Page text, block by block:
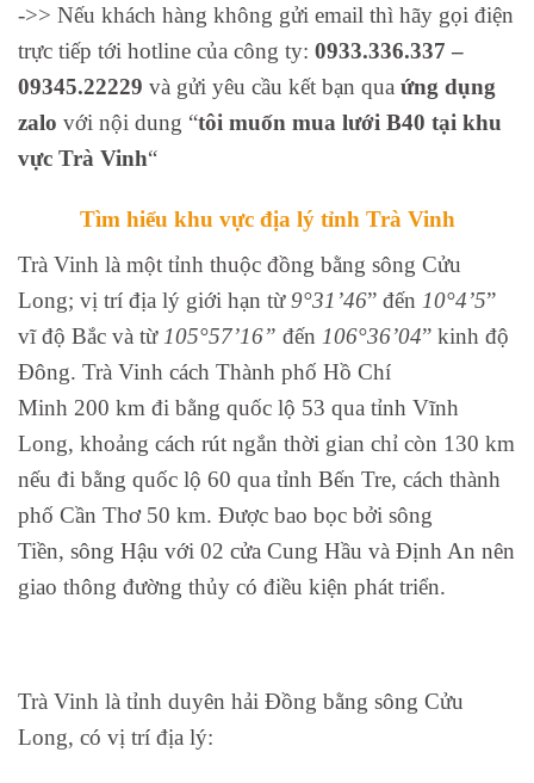
->> Nếu khách hàng không gửi email thì hãy gọi điện
trực tiếp tới hotline của công ty: 0933.336.337 –
09345.22229 và gửi yêu cầu kết bạn qua ứng dụng
zalo với nội dung “tôi muốn mua lưới B40 tại khu
vực Trà Vinh“
Tìm hiểu khu vực địa lý tỉnh Trà Vinh
Trà Vinh là một tỉnh thuộc đồng bằng sông Cửu
Long; vị trí địa lý giới hạn từ9°31’46” đến 10°4’5”
vĩ độ Bắc và từ 105°57’16” đến 106°36’04” kinh độ
Đông. Trà Vinh cách Thành phố Hồ Chí
Minh 200 km đi bằng quốc lộ 53 qua tỉnh Vĩnh
Long, khoảng cách rút ngắn thời gian chỉ còn 130 km
nếu đi bằng quốc lộ 60 qua tỉnh Bến Tre, cách thành
phố Cần Thơ 50 km. Được bao bọc bởi sông
Tiền, sông Hậu với 02 cửa Cung Hầu và Định An nên
giao thông đường thủy có điều kiện phát triển.
Trà Vinh là tỉnh duyên hải Đồng bằng sông Cửu
Long, có vị trí địa lý: